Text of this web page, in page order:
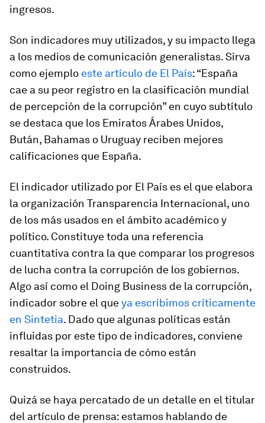
ingresos.
Son indicadores muy utilizados, y su impacto llega
a los medios de comunicación generalistas. Sirva
como ejemplo este artículo de El País: “España
cae a su peor registro en la clasificación mundial
de percepción de la corrupción” en cuyo subtítulo
se destaca que los Emiratos Árabes Unidos,
Bután, Bahamas o Uruguay reciben mejores
calificaciones que España.
El indicador utilizado por El País es el que elabora
la organización Transparencia Internacional, uno
de los más usados en el ámbito académico y
político. Constituye toda una referencia
cuantitativa contra la que comparar los progresos
de lucha contra la corrupción de los gobiernos.
Algo así como el Doing Business de la corrupción,
indicador sobre el queya escribimos críticamente
en Sintetia. Dado que algunas políticas están
influidas por este tipo de indicadores, conviene
resaltar la importancia de cómo están
construidos.
Quizá se haya percatado de un detalle en el titular
del artículo de prensa: estamos hablando de